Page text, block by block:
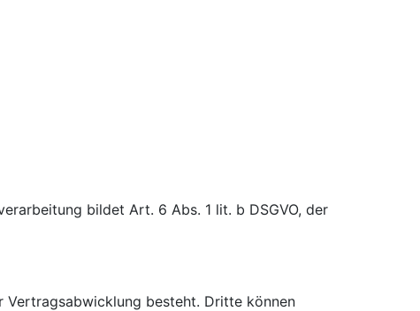
bildet Art. 6 Abs. 1 lit. b DSGVO, der
Vertragsabwicklung besteht. Dritte können